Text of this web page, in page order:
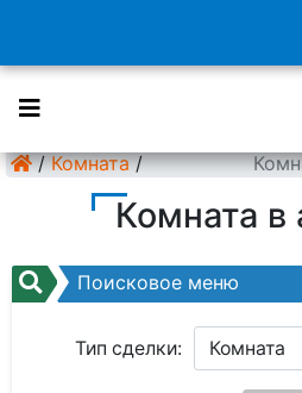
/ Комната /
Комната в
Поисковое меню
Тип сделки: Комната